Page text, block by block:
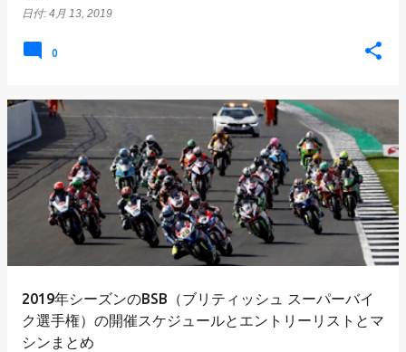
日付: 4月 13, 2019
0
2019年シーズンのBSB（ブリティッシュ スーパーバイ
ク選手権）の開催スケジュールとエントリーリストとマ
シンまとめ